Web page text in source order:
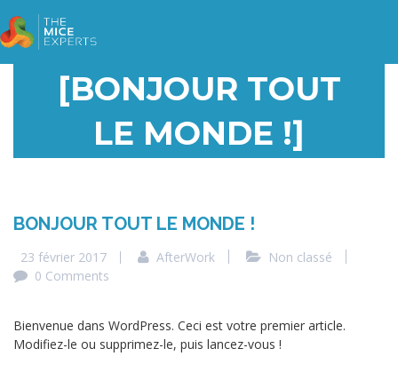
[BONJOUR TOUT
LE MONDE !]
BONJOUR TOUT LE MONDE !
23 février 2017 AfterWork
Non classé
0 Comments
Bienvenue dans WordPress. Ceci est votre premier article.
Modifiez-le ou supprimez-le, puis lancez-vous !